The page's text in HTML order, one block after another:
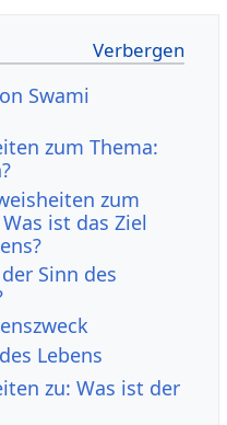
Swami
zum Thema:
zum
ist das Ziel
Sinn des
Lebens
zu: Was ist der